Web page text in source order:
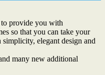
to provide you with
so that you can take your
simplicity, elegant design and
many new additional